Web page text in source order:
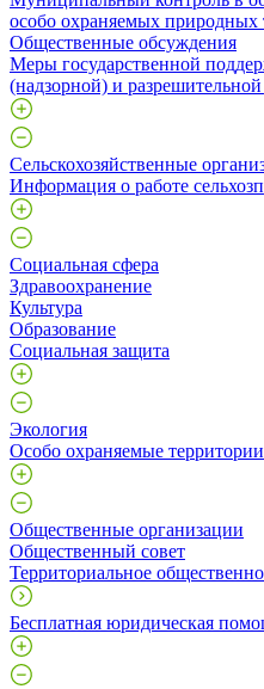
особо охраняемых природных
Общественные обсуждения
Меры государственной
(надзорной) и разрешительной
Сельскохозяйственные
Информация о работе
Социальная сфера
Здравоохранение
Культура
Образование
Социальная защита
Экология
Особо охраняемые
Общественные организации
Общественный совет
Территориальное
Бесплатная юридическая